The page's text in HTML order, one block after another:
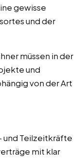
gewisse
und der
müssen in der
und
von der Art
und Teilzeitkräfte
mit klar